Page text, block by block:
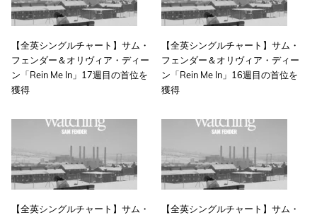
【全英シングルチャート】サム・
フェンダー＆オリヴィア・ディー
ン「Rein Me In」17週目の首位を
獲得
【全英シングルチャート】サム・
フェンダー＆オリヴィア・ディー
ン「Rein Me In」16週目の首位を
獲得
【全英シングルチャート】サム・
【全英シングルチャート】サム・